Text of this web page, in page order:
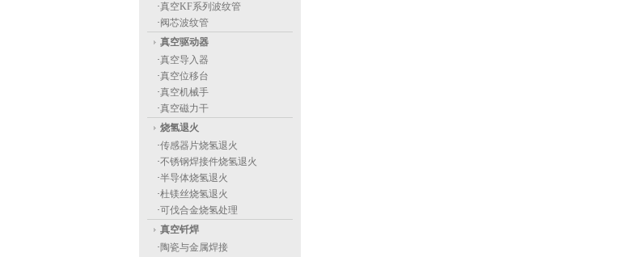
·真空KF系列波纹管
·阀芯波纹管
真空驱动器
·真空导入器
·真空位移台
·真空机械手
·真空磁力干
烧氢退火
·传感器片烧氢退火
·不锈钢焊接件烧氢退火
·半导体烧氢退火
·杜镁丝烧氢退火
·可伐合金烧氢处理
真空钎焊
· 陶瓷与金属焊接